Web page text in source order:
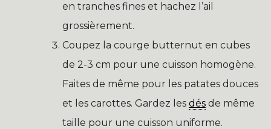
en tranches fines et hachez l’ail
grossièrement.
Coupez la courge butternut en cubes
de 2-3 cm pour une cuisson homogène.
Faites de même pour les patates douces
et les carottes. Gardez les dés de même
taille pour une cuisson uniforme.